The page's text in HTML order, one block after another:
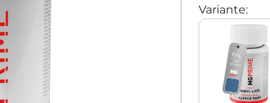
Variante: